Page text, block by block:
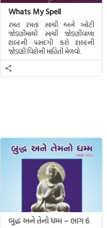
Whats My Spell
રમત રમતાં સાચી અને ખોટી
જોડણીમાંથી સાચી જોડણીવાળા
શબ્દની પસંદગી કરો શબ્દની
જોડણી વિશેની માહિતી મેળવો.
બુદ્ધ અને તેનો ધમ્મ – ભાગ 6